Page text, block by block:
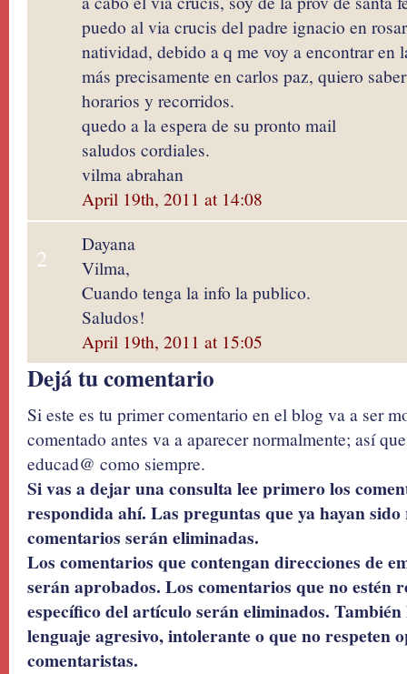
puedo al via crucis del padre ignacio en
natividad, debido a q me voy a encontrar en
más precisamente en carlos paz, quiero
horarios y recorridos.
quedo a la espera de su pronto mail
saludos cordiales.
vilma abrahan
April 19th, 2011 at 14:08
2
Dayana
Vilma,
Cuando tenga la info la publico.
Saludos!
April 19th, 2011 at 15:05
Dejá tu comentario
Si este es tu primer comentario en el blog va a ser
comentado antes va a aparecer normalmente; así
educad@ como siempre.
Si vas a dejar una consulta lee primero los
respondida ahí. Las preguntas que ya hayan
comentarios serán eliminadas.
Los comentarios que contengan direcciones de
serán aprobados. Los comentarios que no estén
específico del artículo serán eliminados.
lenguaje agresivo, intolerante o que no respeten
comentaristas.